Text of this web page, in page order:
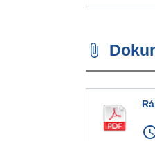
attach_file